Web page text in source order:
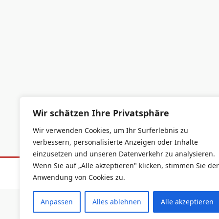
Wir schätzen Ihre Privatsphäre
Wir verwenden Cookies, um Ihr Surferlebnis zu
verbessern, personalisierte Anzeigen oder Inhalte
einzusetzen und unseren Datenverkehr zu analysieren.
Wenn Sie auf „Alle akzeptieren" klicken, stimmen Sie der
Anwendung von Cookies zu.
Anpassen Alles ablehnen Alle akzeptieren
Datenschutzerklärung